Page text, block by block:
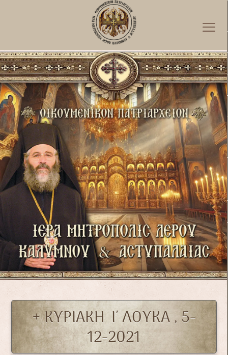
+ ΚΥΡΙΑΚΗ Ι΄ ΛΟΥΚΑ , 5-
12-2021